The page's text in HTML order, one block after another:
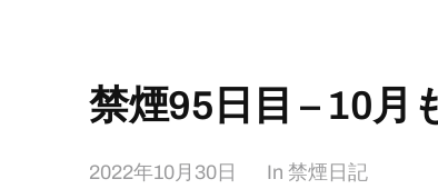
禁煙95日目 – 10月
2022年10月30日 In 禁煙日記